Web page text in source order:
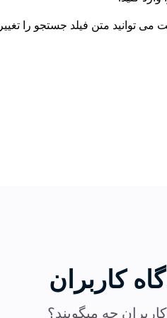
کاربران
چه میگویند؟